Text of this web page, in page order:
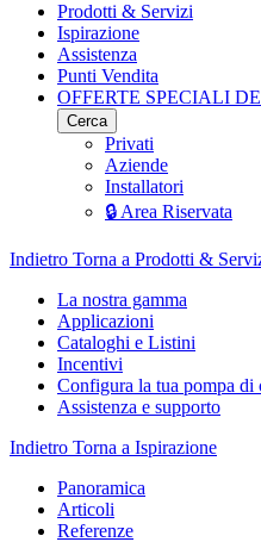
Prodotti & Servizi
Ispirazione
Assistenza
Punti Vendita
OFFERTE SPECIALI
Cerca
Privati
Aziende
Installatori
🔒 Area Riservata
Indietro Torna a Prodotti &
La nostra gamma
Applicazioni
Cataloghi e Listini
Incentivi
Configura la tua pompa di
Assistenza e supporto
Indietro Torna a Ispirazione
Panoramica
Articoli
Referenze